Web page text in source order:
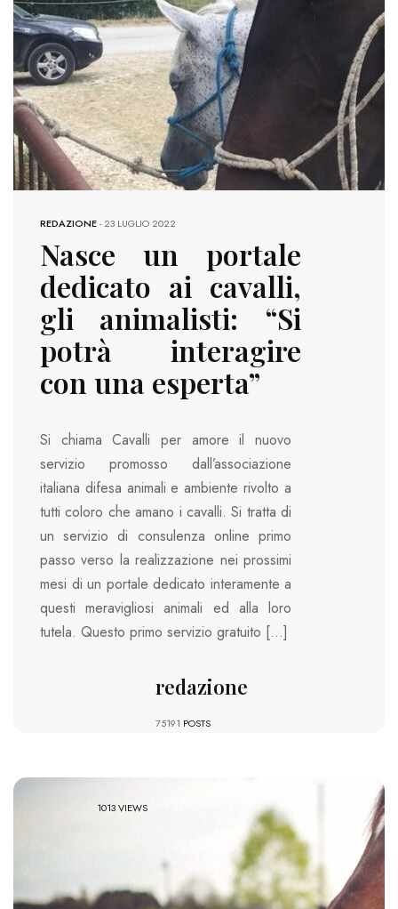
REDAZIONE-23 LUGLIO 2022
Nasce un portale
dedicato ai cavalli,
gli animalisti: “Si
potrà interagire
con una esperta”
Si chiama Cavalli per amore il nuovo
servizio promosso dall’associazione
italiana difesa animali e ambiente rivolto a
tutti coloro che amano i cavalli. Si tratta di
un servizio di consulenza online primo
passo verso la realizzazione nei prossimi
mesi di un portale dedicato interamente a
questi meravigliosi animali ed alla loro
tutela. Questo primo servizio gratuito […]
redazione
75191 POSTS
1013 VIEWS